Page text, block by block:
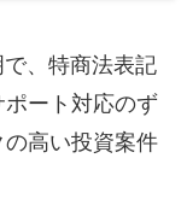
、特商法表記
ート対応のず
高い投資案件